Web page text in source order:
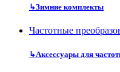
↳Зимние комплекты
Частотные
↳Аксессуары для